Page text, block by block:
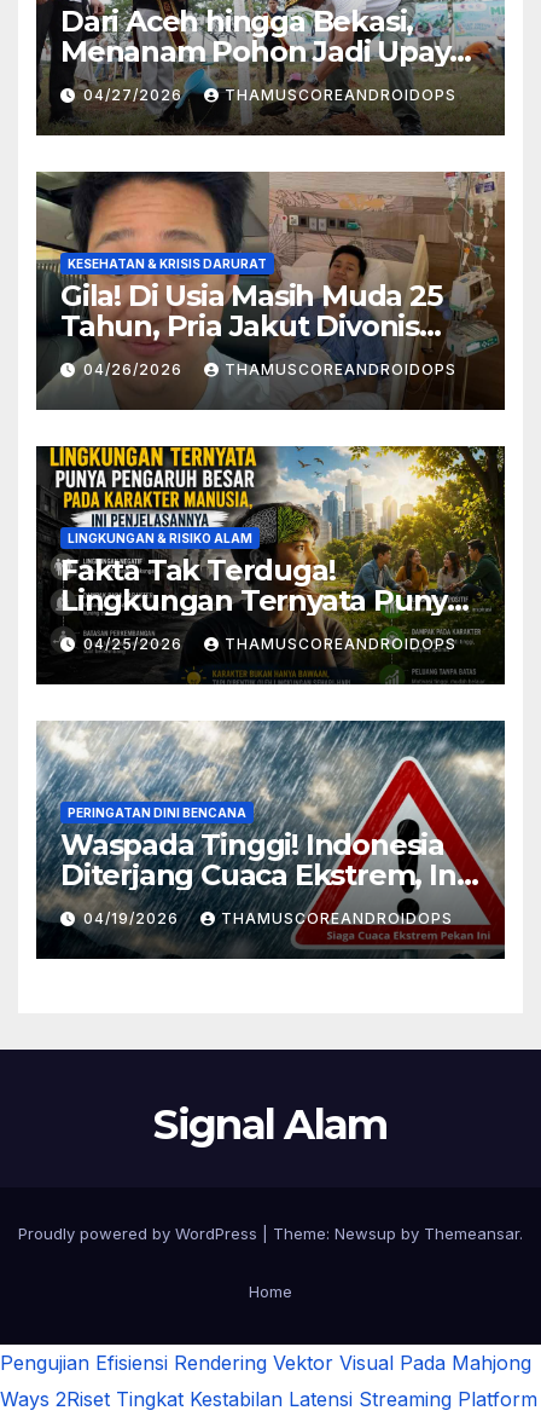
Dari Aceh hingga Bekasi,
Menanam Pohon Jadi Upaya
Redam Bencana Alam
04/27/2026 THAMUSCOREANDROIDOPS
KESEHATAN & KRISIS DARURAT
Gila! Di Usia Masih Muda 25
Tahun, Pria Jakut Divonis
Kanker Limfoma, Ini Dugaan
Penyebabnya
04/26/2026 THAMUSCOREANDROIDOPS
LINGKUNGAN & RISIKO ALAM
Fakta Tak Terduga!
Lingkungan Ternyata Punya
Pengaruh Besar Pada
Karakter Manusia, Ini
Penjelasannya
04/25/2026 THAMUSCOREANDROIDOPS
PERINGATAN DINI BENCANA
Waspada Tinggi! Indonesia
Diterjang Cuaca Ekstrem, Ini
Daftar Daerah Rawan
04/19/2026 THAMUSCOREANDROIDOPS
Signal Alam
Proudly powered by WordPress Theme: Newsup by Themeansar.
Home
Pengujian Efisiensi Rendering Vektor Visual Pada Mahjong
Ways 2Riset Tingkat Kestabilan Latensi Streaming Platform